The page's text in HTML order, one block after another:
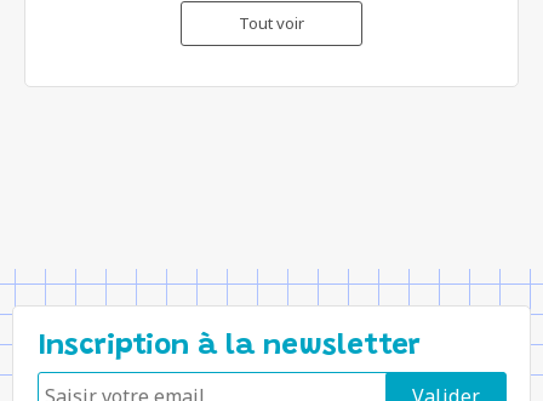
Tout voir
Inscription à la newsletter